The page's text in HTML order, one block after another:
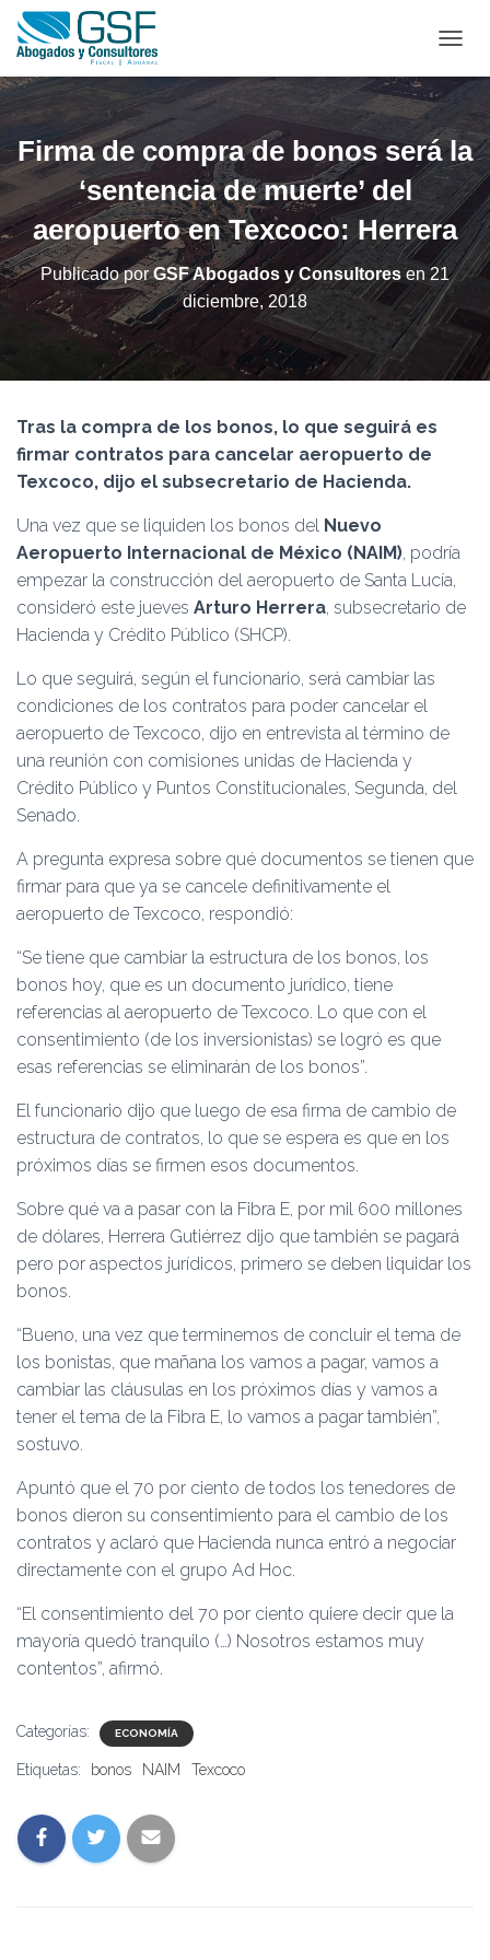
A
M
B
I
A
M
O
D
O
D
E
N
V
Firma de compra de bonos será la
‘sentencia de muerte’ del
aeropuerto en Texcoco: Herrera
Publicado porGSF Abogados y Consultoresen21
diciembre, 2018
Tras la compra de los bonos, lo que seguirá es
firmar contratos para cancelar aeropuerto de
Texcoco, dijo el subsecretario de Hacienda.
Una vez que se liquiden los bonos del Nuevo
Aeropuerto Internacional de México (NAIM), podría
empezar la construcción del aeropuerto de Santa Lucía,
consideró este jueves Arturo Herrera, subsecretario de
Hacienda y Crédito Público (SHCP).
Lo que seguirá, según el funcionario, será cambiar las
condiciones de los contratos para poder cancelar el
aeropuerto de Texcoco, dijo en entrevista al término de
una reunión con comisiones unidas de Hacienda y
Crédito Público y Puntos Constitucionales, Segunda, del
Senado.
A pregunta expresa sobre qué documentos se tienen que
firmar para que ya se cancele definitivamente el
aeropuerto de Texcoco, respondió:
“Se tiene que cambiar la estructura de los bonos, los
bonos hoy, que es un documento jurídico, tiene
referencias al aeropuerto de Texcoco. Lo que con el
consentimiento (de los inversionistas) se logró es que
esas referencias se eliminarán de los bonos”.
El funcionario dijo que luego de esa firma de cambio de
estructura de contratos, lo que se espera es que en los
próximos días se firmen esos documentos.
Sobre qué va a pasar con la Fibra E, por mil 600 millones
de dólares, Herrera Gutiérrez dijo que también se pagará
pero por aspectos jurídicos, primero se deben liquidar los
bonos.
“Bueno, una vez que terminemos de concluir el tema de
los bonistas, que mañana los vamos a pagar, vamos a
cambiar las cláusulas en los próximos días y vamos a
tener el tema de la Fibra E, lo vamos a pagar también”,
sostuvo.
Apuntó que el 70 por ciento de todos los tenedores de
bonos dieron su consentimiento para el cambio de los
contratos y aclaró que Hacienda nunca entró a negociar
directamente con el grupo Ad Hoc.
“El consentimiento del 70 por ciento quiere decir que la
mayoría quedó tranquilo (…) Nosotros estamos muy
contentos”, afirmó.
Categorías: ECONOMÍA
Etiquetas: bonos NAIM Texcoco